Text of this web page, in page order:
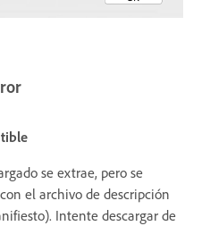
se extrae, pero se
el archivo de descripción
Intente descargar de